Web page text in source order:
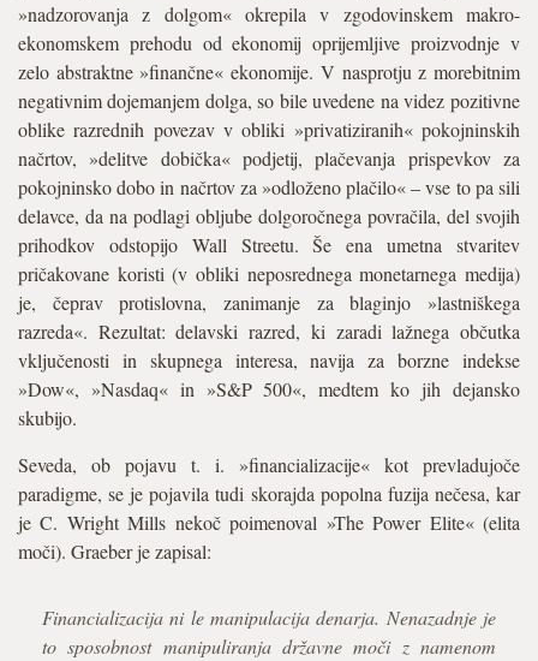
»nadzorovanja z dolgom« okrepila v zgodovinskem makro-
ekonomskem prehodu od ekonomij oprijemljive proizvodnje v
zelo abstraktne »finančne« ekonomije. V nasprotju z morebitnim
negativnim dojemanjem dolga, so bile uvedene na videz pozitivne
oblike razrednih povezav v obliki »privatiziranih« pokojninskih
načrtov, »delitve dobička« podjetij, plačevanja prispevkov za
pokojninsko dobo in načrtov za »odloženo plačilo« – vse to pa sili
delavce, da na podlagi obljube dolgoročnega povračila, del svojih
prihodkov odstopijo Wall Streetu. Še ena umetna stvaritev
pričakovane koristi (v obliki neposrednega monetarnega medija)
je, čeprav protislovna, zanimanje za blaginjo »lastniškega
razreda«. Rezultat: delavski razred, ki zaradi lažnega občutka
vključenosti in skupnega interesa, navija za borzne indekse
»Dow«, »Nasdaq« in »S&P 500«, medtem ko jih dejansko
skubijo.
Seveda, ob pojavu t. i. »financializacije« kot prevladujoče
paradigme, se je pojavila tudi skorajda popolna fuzija nečesa, kar
je C. Wright Mills nekoč poimenoval »The Power Elite« (elita
moči). Graeber je zapisal:
Financializacija ni le manipulacija denarja. Nenazadnje je
to sposobnost manipuliranja državne moči z namenom